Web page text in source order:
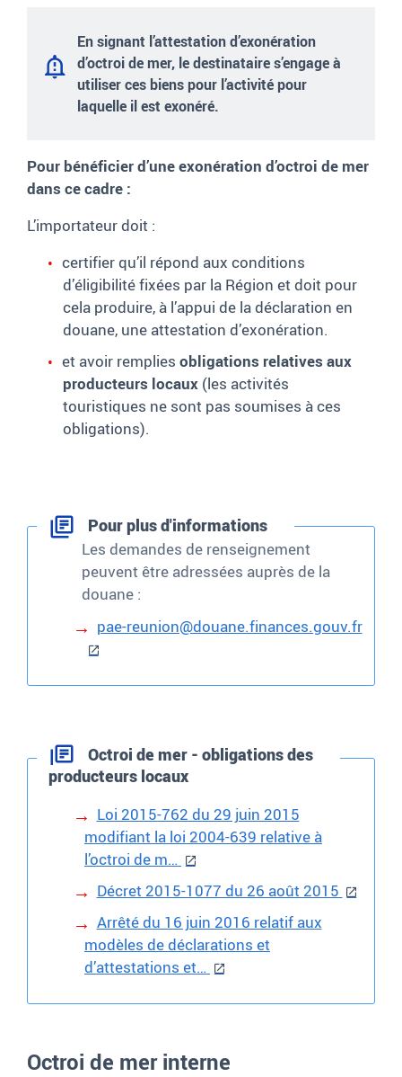
En signant l’attestation d’exonération
d’octroi de mer, le destinataire s’engage à
utiliser ces biens pour l’activité pour
laquelle il est exonéré.
Pour bénéficier d’une exonération d’octroi de mer
dans ce cadre :
L’importateur doit :
certifier qu’il répond aux conditions
d’éligibilité fixées par la Région et doit pour
cela produire, à l’appui de la déclaration en
douane, une attestation d’exonération.
et avoir remplies obligations relatives aux
producteurs locaux (les activités
touristiques ne sont pas soumises à ces
obligations).
Pour plus d'informations
Les demandes de renseignement
peuvent être adressées auprès de la
douane :
pae-reunion@douane.finances.gouv.fr
Octroi de mer - obligations des
producteurs locaux
Loi 2015-762 du 29 juin 2015
modifiant la loi 2004-639 relative à
l’octroi de m…
Décret 2015-1077 du 26 août 2015
Arrêté du 16 juin 2016 relatif aux
modèles de déclarations et
d’attestations et…
Octroi de mer interne